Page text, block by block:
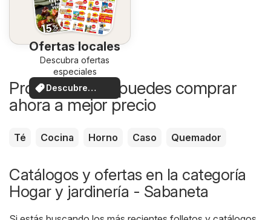
Ofertas locales
Descubra ofertas
especiales
Descubre
ofertas
Productos que puedes comprar
ahora a mejor precio
Té Cocina Horno Caso Quemador
Catálogos y ofertas en la categoría
Hogar y jardinería - Sabaneta